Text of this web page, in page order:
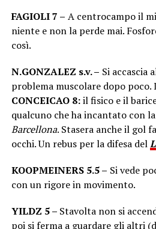
FAGIOLI 7 – A centrocampo il
niente e non la perde mai.
così.
N.GONZALEZ s.v. – Si accascia
problema muscolare dopo poco.
CONCEICAO 8:il fisico e il
qualcuno che ha incantato con
Barcellona. Stasera anche il gol
occhi. Un rebus per la difesa del
KOOPMEINERS 5.5 – Si vede
con un rigore in movimento.
YILDZ 5 – Stavolta non si
poi si ferma a guardare gli altri